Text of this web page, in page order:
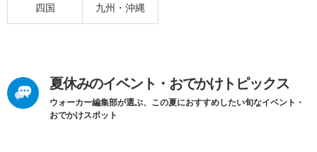
四国 九州・沖縄
夏休みのイベント・おでかけトピックス
ウォーカー編集部が選ぶ、この夏におすすめしたい旬なイベント・
おでかけスポット